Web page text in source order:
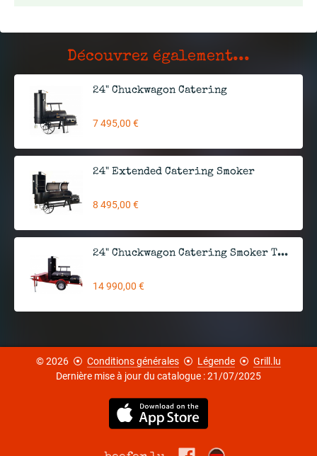
Découvrez également...
24" Chuckwagon Catering
7 495,00 €
24" Extended Catering Smoker
8 495,00 €
24" Chuckwagon Catering Smoker Trailer
14 990,00 €
© 2026 ⦿ Conditions générales ⦿ Légende ⦿ Grill.lu
Dernière mise à jour du catalogue : 21/07/2025